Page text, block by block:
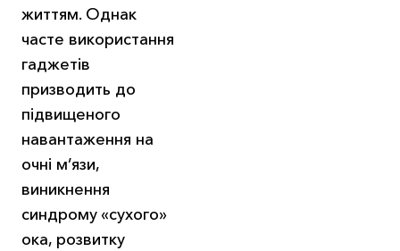
життям. Однак
часте використання
гаджетів
призводить до
підвищеного
навантаження на
очні м’язи,
виникнення
синдрому «сухого»
ока, розвитку